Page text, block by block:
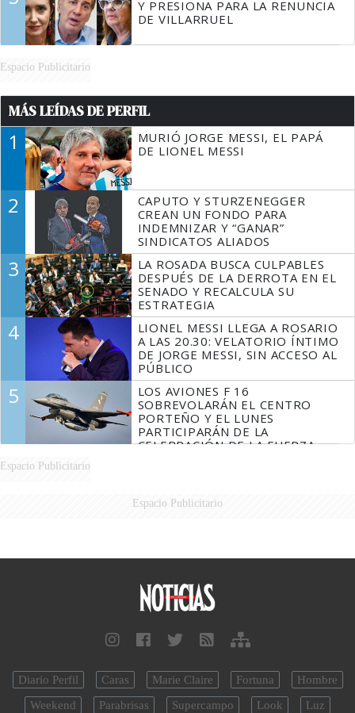
Y PRESIONA PARA LA RENUNCIA
DE VILLARRUEL
Espacio Publicitario
MÁS LEÍDAS DE PERFIL
1
MURIÓ JORGE MESSI, EL PAPÁ
DE LIONEL MESSI
2
CAPUTO Y STURZENEGGER
CREAN UN FONDO PARA
INDEMNIZAR Y “GANAR”
SINDICATOS ALIADOS
3
LA ROSADA BUSCA CULPABLES
DESPUÉS DE LA DERROTA EN EL
SENADO Y RECALCULA SU
ESTRATEGIA
4
LIONEL MESSI LLEGA A ROSARIO
A LAS 20.30: VELATORIO ÍNTIMO
DE JORGE MESSI, SIN ACCESO AL
PÚBLICO
5
LOS AVIONES F 16
SOBREVOLARÁN EL CENTRO
PORTEÑO Y EL LUNES
PARTICIPARÁN DE LA
CELEBRACIÓN DE LA FUERZA
Espacio Publicitario
Espacio Publicitario
Diario Perfil Caras Marie Claire Fortuna
Hombre
Weekend
Parabrisas Supercampo Look Luz